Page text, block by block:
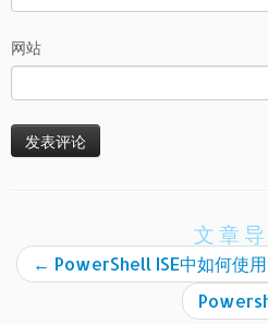
网站
文章
← PowerShell ISE中如何使